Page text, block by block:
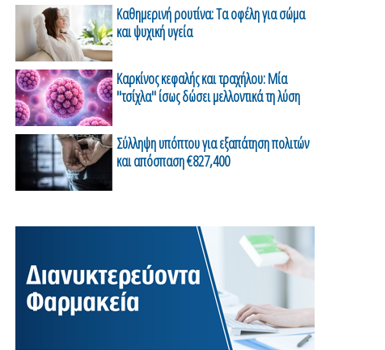
Καθημερινή ρουτίνα: Τα οφέλη για σώμα
και ψυχική υγεία
Καρκίνος κεφαλής και τραχήλου: Μία
"τσίχλα" ίσως δώσει μελλοντικά τη λύση
Σύλληψη υπόπτου για εξαπάτηση πολιτών
και απόσπαση €827,400